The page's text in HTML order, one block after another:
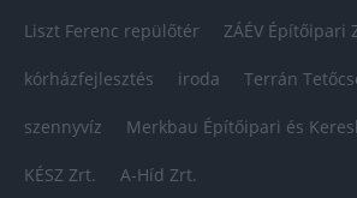
Liszt Ferenc repülőtér ZÁÉV Építőipari
kórházfejlesztés iroda Terrán
szennyvíz Merkbau Építőipari és
KÉSZ Zrt. A-Híd Zrt.